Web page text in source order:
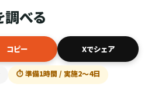
べる
コピー Xでシェア
⏱ 準備1時間 / 実施2〜4日